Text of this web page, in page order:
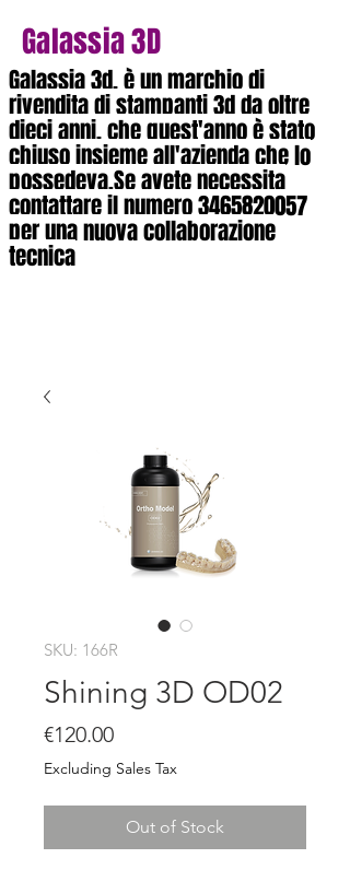
Galassia 3D
Galassia 3d, è un marchio di
rivendita di stampanti 3d da oltre
dieci anni, che quest'anno è stato
chiuso insieme all'azienda che lo
possedeva.Se avete necessita
contattare il numero3465820057
per una nuova collaborazione
tecnica
SKU: 166R
Shining 3D OD02
€120.00Price
Excluding Sales Tax
Out of Stock